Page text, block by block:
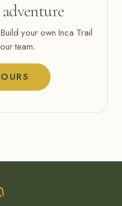
your own Inca Trail
team.